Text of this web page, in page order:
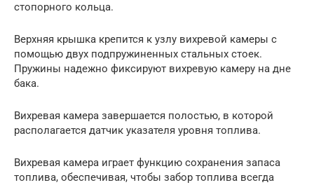
стопорного кольца.
Верхняя крышка крепится к узлу вихревой камеры с
помощью двух подпружиненных стальных стоек.
Пружины надежно фиксируют вихревую камеру на дне
бака.
Вихревая камера завершается полостью, в которой
располагается датчик указателя уровня топлива.
Вихревая камера играет функцию сохранения запаса
топлива, обеспечивая, чтобы забор топлива всегда